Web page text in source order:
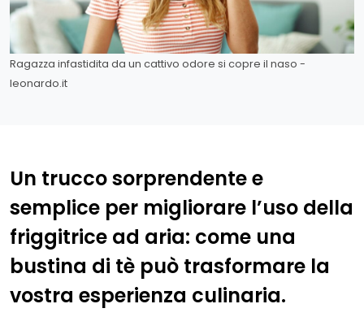
Ragazza infastidita da un cattivo odore si copre il naso -
leonardo.it
Un trucco sorprendente e
semplice per migliorare l’uso della
friggitrice ad aria: come una
bustina di tè può trasformare la
vostra esperienza culinaria.